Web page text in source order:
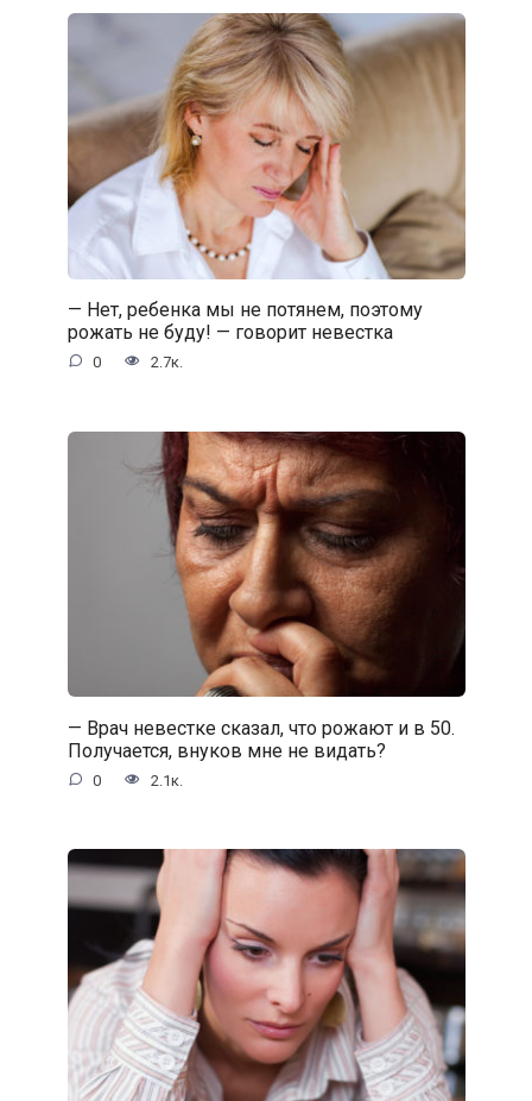
— Нет, ребенка мы не потянем, поэтому
рожать не буду! — говорит невестка
0 2.7к.
— Врач невестке сказал, что рожают и в 50.
Получается, внуков мне не видать?
0 2.1к.